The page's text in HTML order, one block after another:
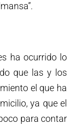
ha ocurrido lo
que las y los
el que ha
ya que el
para contar